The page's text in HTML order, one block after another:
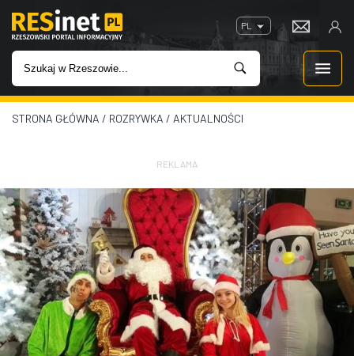
PL
WIADOMOŚCI
IMPREZY
ROZRYWKA
W KINACH
GASTRONOMIA
STRONA GŁÓWNA / ROZRYWKA / AKTUALNOŚCI
REKLAMA